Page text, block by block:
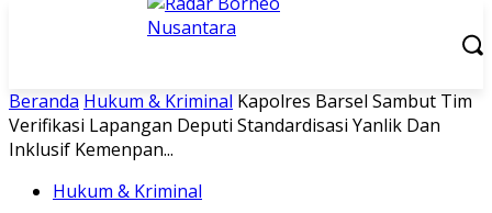
Beranda Hukum & Kriminal Kapolres Barsel Sambut Tim
Verifikasi Lapangan Deputi Standardisasi Yanlik Dan
Inklusif Kemenpan...
Hukum & Kriminal